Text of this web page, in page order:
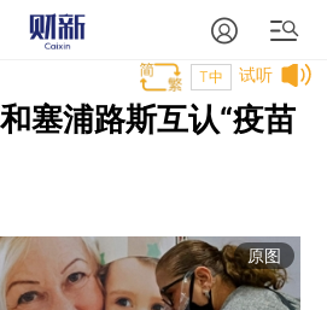
试听
T中
塞浦路斯互认“疫苗
原图